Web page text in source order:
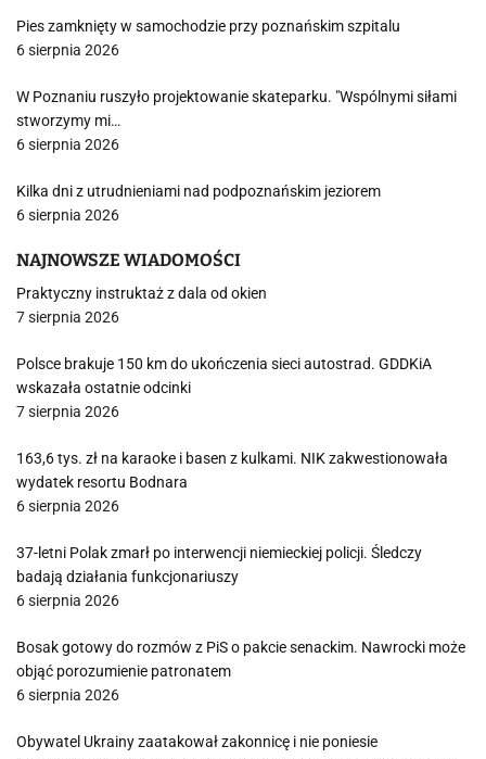
Pies zamknięty w samochodzie przy poznańskim szpitalu
6 sierpnia 2026
W Poznaniu ruszyło projektowanie skateparku. "Wspólnymi siłami
stworzymy mi…
6 sierpnia 2026
Kilka dni z utrudnieniami nad podpoznańskim jeziorem
6 sierpnia 2026
NAJNOWSZE WIADOMOŚCI
Praktyczny instruktaż z dala od okien
7 sierpnia 2026
Polsce brakuje 150 km do ukończenia sieci autostrad. GDDKiA
wskazała ostatnie odcinki
7 sierpnia 2026
163,6 tys. zł na karaoke i basen z kulkami. NIK zakwestionowała
wydatek resortu Bodnara
6 sierpnia 2026
37-letni Polak zmarł po interwencji niemieckiej policji. Śledczy
badają działania funkcjonariuszy
6 sierpnia 2026
Bosak gotowy do rozmów z PiS o pakcie senackim. Nawrocki może
objąć porozumienie patronatem
6 sierpnia 2026
Obywatel Ukrainy zaatakował zakonnicę i nie poniesie